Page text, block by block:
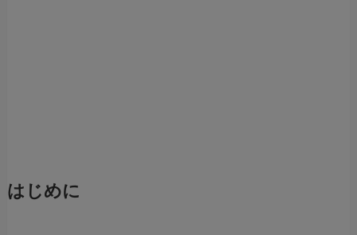
はじめに